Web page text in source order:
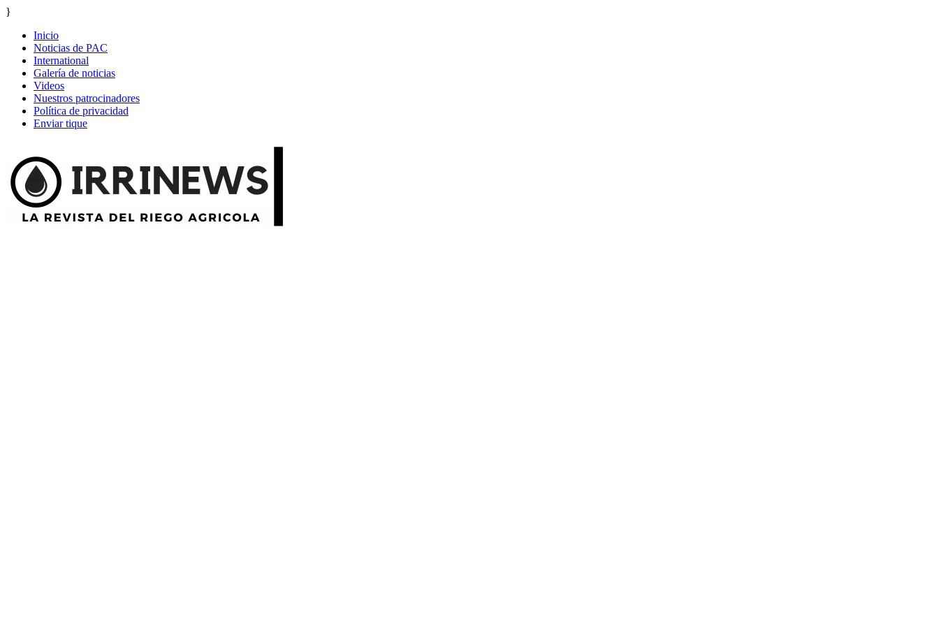
}
Inicio
Noticias de PAC
International
Galería de noticias
Videos
Nuestros patrocinadores
Política de privacidad
Enviar tique